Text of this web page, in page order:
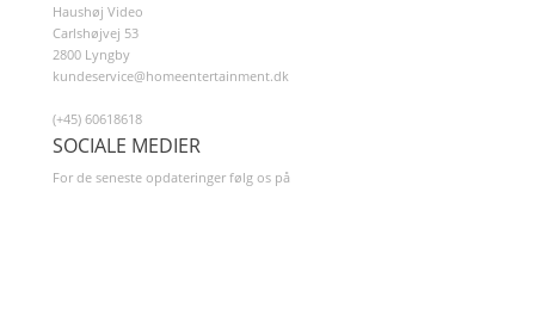
Haushøj Video
Carlshøjvej 53
2800 Lyngby
kundeservice@homeentertainment.dk
(+45) 60618618
SOCIALE MEDIER
For de seneste opdateringer følg os på